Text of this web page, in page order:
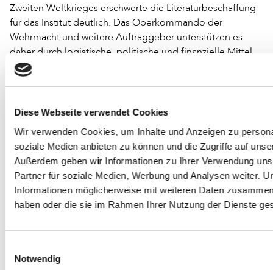
Diese Webseite verwendet Cookies
Wir verwenden Cookies, um Inhalte und Anzeigen zu
soziale Medien anbieten zu können und die Zugriffe auf
Außerdem geben wir Informationen zu Ihrer Verwendung
Partner für soziale Medien, Werbung und Analysen weiter.
Informationen möglicherweise mit weiteren Daten
haben oder die sie im Rahmen Ihrer Nutzung der Dienste
Notwendig
Zweiten Weltkrieges erschwerte die Literaturbeschaffung
für das Institut deutlich. Das Oberkommando der
Wehrmacht und weitere Auftraggeber unterstützen es
daher durch logistische, politische und finanzielle Mittel.
Im Auftrag des Oberkommandos tätigt der ehemalige
Belgien und Schweden. Sowohl die HAB, als auch die
weniger NS-Raubgut als anfänglich vermutet, tatsächlich
bestätigt werden konnte. Für die Zukunft sieht die HAB
vor, auch die Erwerbungen aus der NS-Zeit zu
Über das Kooperationsprojekt der SLUB Dresden mit der
innerhalb der RSB Moskau, einigten sich beide Parteien in